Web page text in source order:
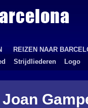
REIZEN NAAR
Strijdliederen Logo